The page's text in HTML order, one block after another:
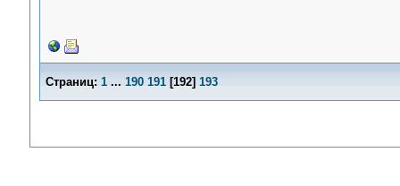
Страниц: 1 ... 190 191[192] 193